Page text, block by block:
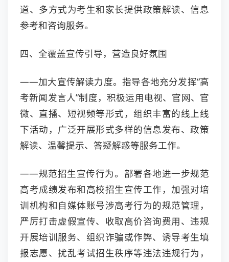
道、多方式为考生和家长提供政策解读、信息
参考和咨询服务。
四、全覆盖宣传引导，营造良好氛围
——加大宣传解读力度。指导各地充分发挥“高
考新闻发言人”制度，积极运用电视、官网、官
微、直播、短视频等形式，组织丰富的线上线
下活动，广泛开展形式多样的信息发布、政策
解读、温馨提示、答疑解惑等服务工作。
——规范招生宣传行为。部署各地进一步规范
高考成绩发布和高校招生宣传工作，加强对培
训机构和自媒体账号涉高考行为的规范管理，
严厉打击虚假宣传、收取高价咨询费用、违规
开展培训服务、组织诈骗或作弊、诱导考生填
报志愿、扰乱考试招生秩序等违法违规行为，